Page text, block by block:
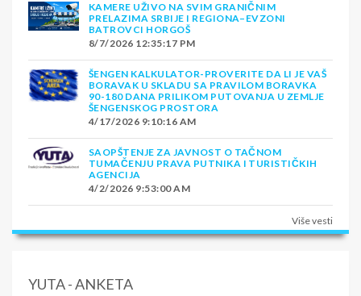
KAMERE UŽIVO NA SVIM GRANIČNIM
PRELAZIMA SRBIJE I REGIONA–EVZONI
BATROVCI HORGOŠ
8/7/2026 12:35:17 PM
ŠENGEN KALKULATOR-PROVERITE DA LI JE VAŠ
BORAVAK U SKLADU SA PRAVILOM BORAVKA
90-180 DANA PRILIKOM PUTOVANJA U ZEMLJE
ŠENGENSKOG PROSTORA
4/17/2026 9:10:16 AM
SAOPŠTENJE ZA JAVNOST O TAČNOM
TUMAČENJU PRAVA PUTNIKA I TURISTIČKIH
AGENCIJA
4/2/2026 9:53:00 AM
Više vesti
YUTA - ANKETA